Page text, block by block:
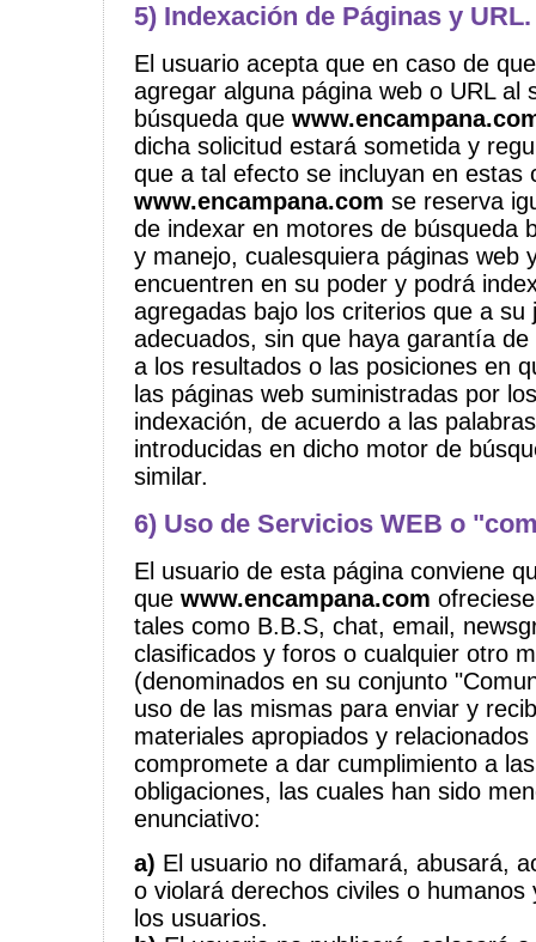
5) Indexación de Páginas y URL.
El usuario acepta que en caso de
agregar alguna página web o URL al
búsqueda que
dicha solicitud estará sometida y
que a tal efecto se incluyan en estas
www.encampana.com se reserva
de indexar en motores de búsqueda
y manejo, cualesquiera páginas web
encuentren en su poder y podrá
agregadas bajo los criterios que a su
adecuados, sin que haya garantía
a los resultados o las posiciones en
las páginas web suministradas por
indexación, de acuerdo a las
introducidas en dicho motor de
similar.
6) Uso de Servicios WEB o
El usuario de esta página conviene
que www.encampana.com
tales como B.B.S, chat, email,
clasificados y foros o cualquier otro
(denominados en su conjunto
uso de las mismas para enviar y
materiales apropiados y
compromete a dar cumplimiento a
obligaciones, las cuales han sido
enunciativo:
a) El usuario no difamará, abusará,
o violará derechos civiles o
los usuarios.